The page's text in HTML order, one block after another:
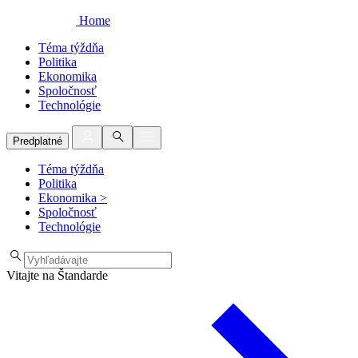
Home
Téma týždňa
Politika
Ekonomika
Spoločnosť
Technológie
Predplatné
Téma týždňa
Politika
Ekonomika >
Spoločnosť
Technológie
Vitajte na Štandarde